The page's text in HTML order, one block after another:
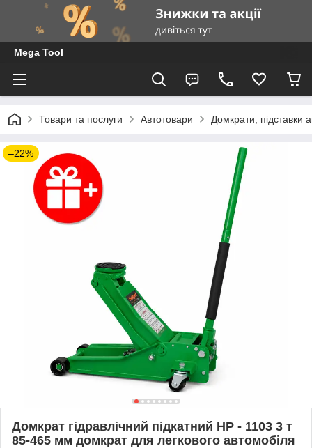
Mega Tool
Товари та послуги Автотовари Домкрати, підставки
–22%
Домкрат гідравлічний підкатний HP - 1103 3 т
85-465 мм домкрат для легкового автомобіля